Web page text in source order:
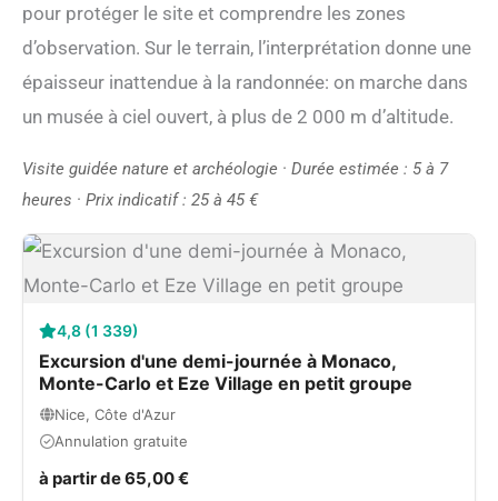
pour protéger le site et comprendre les zones
d’observation. Sur le terrain, l’interprétation donne une
épaisseur inattendue à la randonnée: on marche dans
un musée à ciel ouvert, à plus de 2 000 m d’altitude.
Visite guidée nature et archéologie · Durée estimée : 5 à 7
heures · Prix indicatif : 25 à 45 €
4,8 (1 339)
Excursion d'une demi-journée à Monaco,
Monte-Carlo et Eze Village en petit groupe
Nice, Côte d'Azur
Annulation gratuite
à partir de 65,00 €